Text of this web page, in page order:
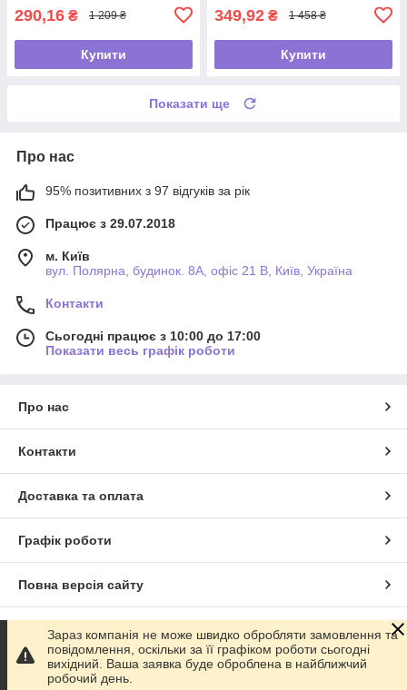
290,16 ₴ 1 209 ₴
Купити
349,92 ₴ 1 458 ₴
Купити
Показати ще
Про нас
95% позитивних з 97 відгуків за рік
Працює з 29.07.2018
м. Київ
вул. Полярна, будинок. 8А, офіс 21 В, Київ, Україна
Контакти
Сьогодні працює з 10:00 до 17:00
Показати весь графік роботи
Про нас
Контакти
Доставка та оплата
Графік роботи
Повна версія сайту
Сайт створено на маркетплейсі Prom.ua
Політика конфіденційності
Зараз компанія не може швидко обробляти замовлення та
повідомлення, оскільки за її графіком роботи сьогодні
вихідний. Ваша заявка буде оброблена в найближчий
робочий день.